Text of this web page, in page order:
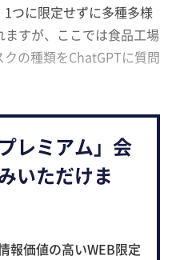
つに限定せずに多種多様
すが、ここでは食品工場
の種類をChatGPTに質問
レミアム」会
いただけま
報価値の高いWEB限定